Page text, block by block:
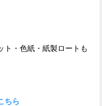
ト・色紙・紙製ロートも
ちら